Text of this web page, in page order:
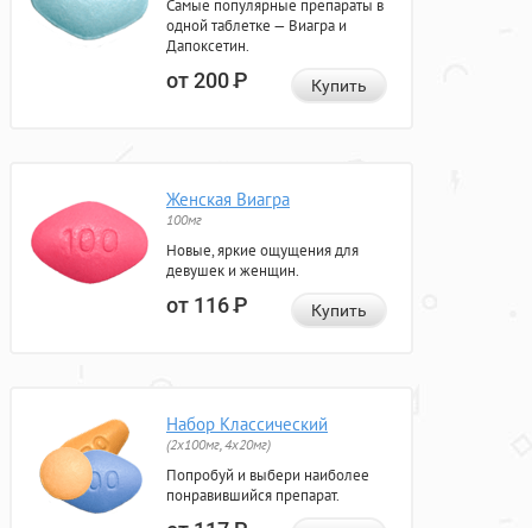
Самые популярные препараты в
одной таблетке — Виагра и
Дапоксетин.
от 200Р Купить
Женская Виагра
100мг
Новые, яркие ощущения для
девушек и женщин.
от 116Р Купить
Набор Классический
(2x100мг, 4x20мг)
Попробуй и выбери наиболее
понравившийся препарат.